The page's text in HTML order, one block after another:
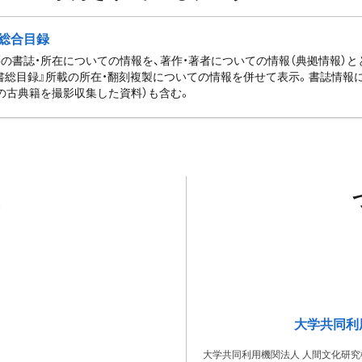
合目録
書誌・所在についての情報を、著作・著者についての情報（典拠情報）
総目録』所載の所在・翻刻複製についての情報を併せて表示。書誌情報
古典籍を撮影収集した資料）も含む。
大学共同
大学共同利用機関法人 人間文化研究